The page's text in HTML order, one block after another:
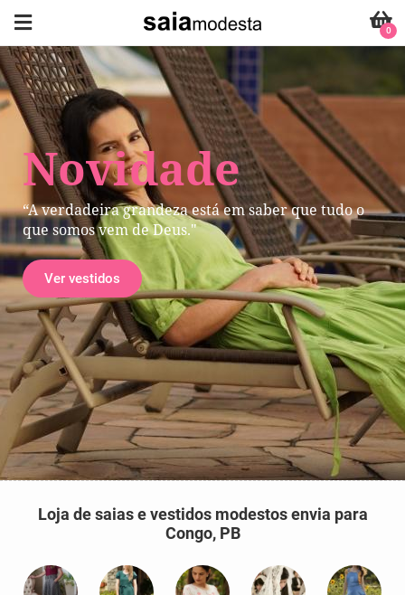
Novidade
“A verdadeira grandeza está em saber que tudo o
que somos vem de Deus."
Ver vestidos
0
Loja de saias e vestidos modestos envia para
Congo, PB